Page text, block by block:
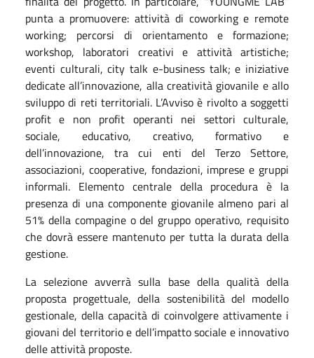
punta a promuovere: attività di coworking e remote
working; percorsi di orientamento e formazione;
workshop, laboratori creativi e attività artistiche;
eventi culturali, city talk e-business talk; e iniziative
dedicate all’innovazione, alla creatività giovanile e allo
sviluppo di reti territoriali. L’Avviso è rivolto a soggetti
profit e non profit operanti nei settori culturale,
sociale, educativo, creativo, formativo e
dell’innovazione, tra cui enti del Terzo Settore,
associazioni, cooperative, fondazioni, imprese e gruppi
informali. Elemento centrale della procedura è la
presenza di una componente giovanile almeno pari al
51% della compagine o del gruppo operativo, requisito
che dovrà essere mantenuto per tutta la durata della
gestione.
La selezione avverrà sulla base della qualità della
proposta progettuale, della sostenibilità del modello
gestionale, della capacità di coinvolgere attivamente i
giovani del territorio e dell’impatto sociale e innovativo
delle attività proposte.